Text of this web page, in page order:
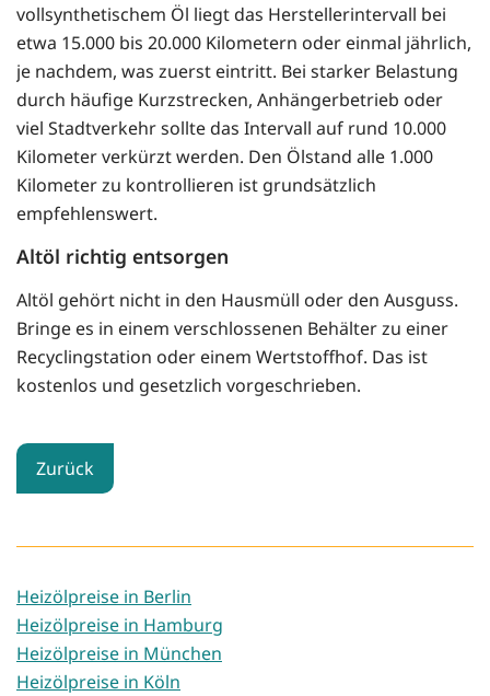
vollsynthetischem Öl liegt das Herstellerintervall bei
etwa 15.000 bis 20.000 Kilometern oder einmal jährlich,
je nachdem, was zuerst eintritt. Bei starker Belastung
durch häufige Kurzstrecken, Anhängerbetrieb oder
viel Stadtverkehr sollte das Intervall auf rund 10.000
Kilometer verkürzt werden. Den Ölstand alle 1.000
Kilometer zu kontrollieren ist grundsätzlich
empfehlenswert.
Altöl richtig entsorgen
Altöl gehört nicht in den Hausmüll oder den Ausguss.
Bringe es in einem verschlossenen Behälter zu einer
Recyclingstation oder einem Wertstoffhof. Das ist
kostenlos und gesetzlich vorgeschrieben.
Zurück
Heizölpreise in Berlin
Heizölpreise in Hamburg
Heizölpreise in München
Heizölpreise in Köln